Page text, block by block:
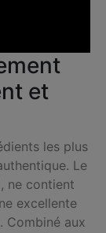
et
les plus
Le
ne contient
excellente
Combiné aux